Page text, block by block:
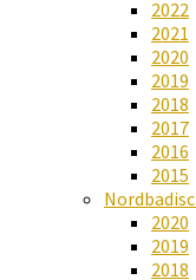
2022
2021
2020
2019
2018
2017
2016
2015
2020
2019
2018